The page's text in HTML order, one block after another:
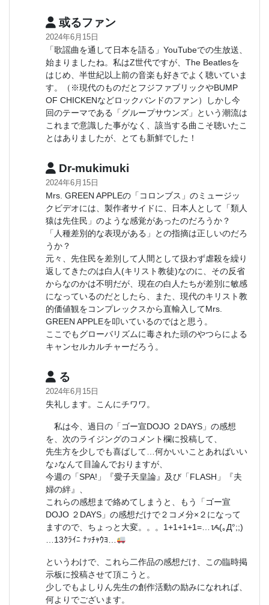
或るファン
2024年6月15日
「歌謡曲を通して日本を語る」YouTubeでの生放送、
始まりましたね。私はZ世代ですが、The Beatlesを
はじめ、半世紀以上前の音楽も好きでよく聴いていま
す。（※現代のものだとフジファブリックやBUMP
OF CHICKENなどロックバンドのファン）しかし今
回のテーマである「グループサウンズ」という潮流は
これまで意識した事がなく、該当する曲こそ聴いたこ
とはありましたが、とても新鮮でした！
Dr-mukimuki
2024年6月15日
Mrs. GREEN APPLEの「コロンブス」のミュージッ
クビデオには、製作者サイドに、日本人として「類人
猿は先住民」のような感覚があったのだろうか？
「人種差別的な表現がある」との指摘は正しいのだろ
うか？
元々、先住民を差別して人間として扱わず虐殺を繰り
返してきたのは白人(キリスト教徒)なのに、その反省
からなのかは不明だが、現在の白人たちが差別に敏感
になっているのだとしたら、また、現代のキリスト教
的価値観をコンプレックスから直輸入してMrs.
GREEN APPLEを叩いているのではと思う。
ここでもグローバリズムに毒された頭のやつらによる
キャンセルカルチャーだろう。
る
2024年6月15日
失礼します。こんにチワワ。
私は今、過日の「ゴー宣DOJO ２DAYS」の感想
を、次のライジングのコメント欄に投稿して、
先生方を少しでも喜ばして…何かいいことあればいい
な♪なんて目論んでおりますが、
今週の「SPA!」『愛子天皇論』及び「FLASH」『夫
婦の絆』、
これらの感想まで絡めてしまうと、もう「ゴー宣
DOJO ２DAYS」の感想だけで２コメ分×２になって
ますので、ちょっと大変。。。1+1+1+1=…ᝰ(｡Д°;;)
…13ｸﾗｲﾆ ﾅｯﾁｬｳﾖ…
というわけで、これら二作品の感想だけ、この臨時掲
示板に投稿させて頂こうと。
少しでもよしりん先生の創作活動の励みになれれば、
何よりでございます。